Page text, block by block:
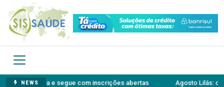
NEWS
e segue com inscrições abertas Agosto Lilás: o